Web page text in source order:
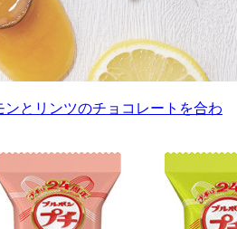
ンとリンツのチョコレートを合わ